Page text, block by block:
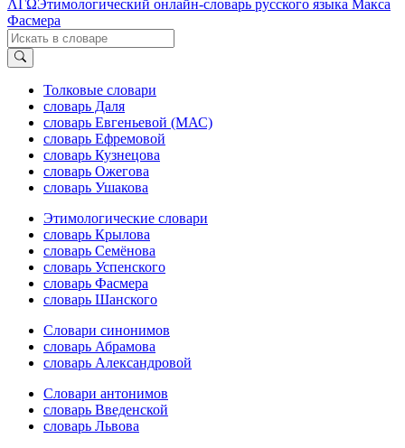
ΛΓΩЭтимологический онлайн-словарь русского языка Макса
Фасмера
Толковые словари
словарь Даля
словарь Евгеньевой (МАС)
словарь Ефремовой
словарь Кузнецова
словарь Ожегова
словарь Ушакова
Этимологические словари
словарь Крылова
словарь Семёнова
словарь Успенского
словарь Фасмера
словарь Шанского
Словари синонимов
словарь Абрамова
словарь Александровой
Словари антонимов
словарь Введенской
словарь Львова